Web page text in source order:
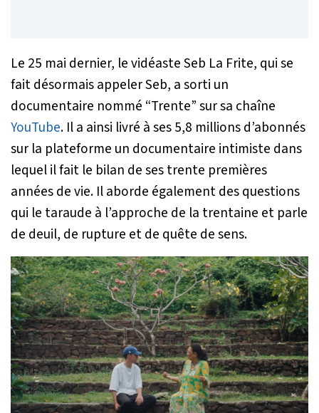
Le 25 mai dernier, le vidéaste Seb La Frite, qui se
fait désormais appeler Seb, a sorti un
documentaire nommé “Trente” sur sa chaîne
YouTube. Il a ainsi livré à ses 5,8 millions d’abonnés
sur la plateforme un documentaire intimiste dans
lequel il fait le bilan de ses trente premières
années de vie. Il aborde également des questions
qui le taraude à l’approche de la trentaine et parle
de deuil, de rupture et de quête de sens.